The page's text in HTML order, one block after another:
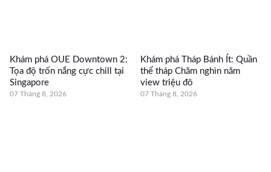
Khám phá OUE Downtown 2:
Tọa độ trốn nắng cực chill tại
Singapore
07 Tháng 8, 2026
Khám phá Tháp Bánh Ít: Quần
thể tháp Chăm nghìn năm
view triệu đô
07 Tháng 8, 2026